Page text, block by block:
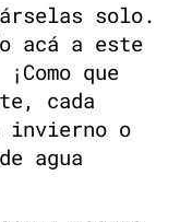
solo.
acá a este
que
cada
invierno o
agua